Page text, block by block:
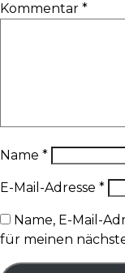
Kommentar *
Name *
E-Mail-Adresse *
Name, E-Mail-
für meinen